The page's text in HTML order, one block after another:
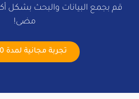
قم بجمع البيانات والبحث بشكل
مضى!
تجربة مجانية لمدة 10 أيام